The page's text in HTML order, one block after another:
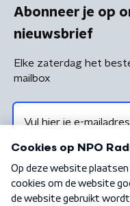
Abonneer je op
nieuwsbrief
Elke zaterdag het
mailbox